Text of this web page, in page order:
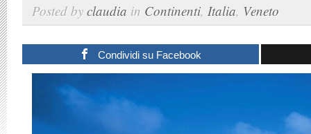
Posted by claudia in Continenti, Italia, Veneto
Condividi su Facebook